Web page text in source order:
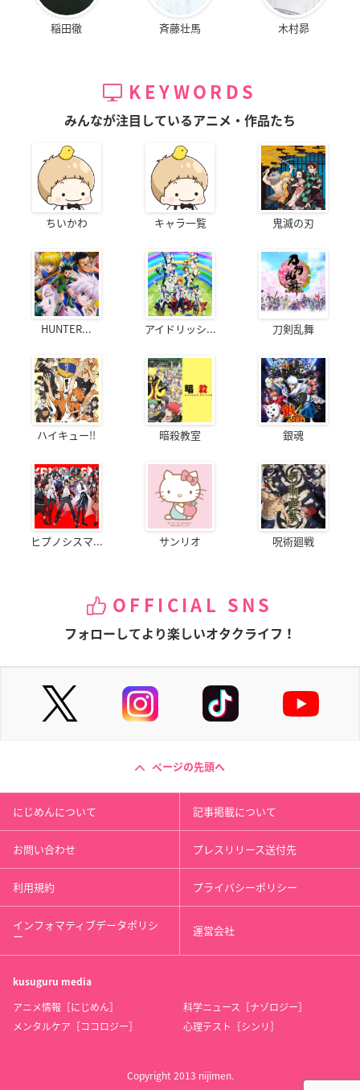
稲田徹 斉藤壮馬 木村昴
KEYWORDS
みんなが注目しているアニメ・作品たち
ちいかわ キャラ一覧 鬼滅の刃
HUNTER... アイドリッシ... 刀剣乱舞
ハイキュー!! 暗殺教室 銀魂
ヒプノシスマ... サンリオ 呪術廻戦
OFFICIAL SNS
フォローしてより楽しいオタクライフ！
ページの先頭へ
にじめんについて 記事掲載について
お問い合わせ プレスリリース送付先
利用規約 プライバシーポリシー
インフォマティブデータポリシ
ー 運営会社
kusuguru media
アニメ情報［にじめん］
科学ニュース［ナゾロジー］
メンタルケア［ココロジー］
心理テスト［シンリ］
Copyright 2013 nijimen.